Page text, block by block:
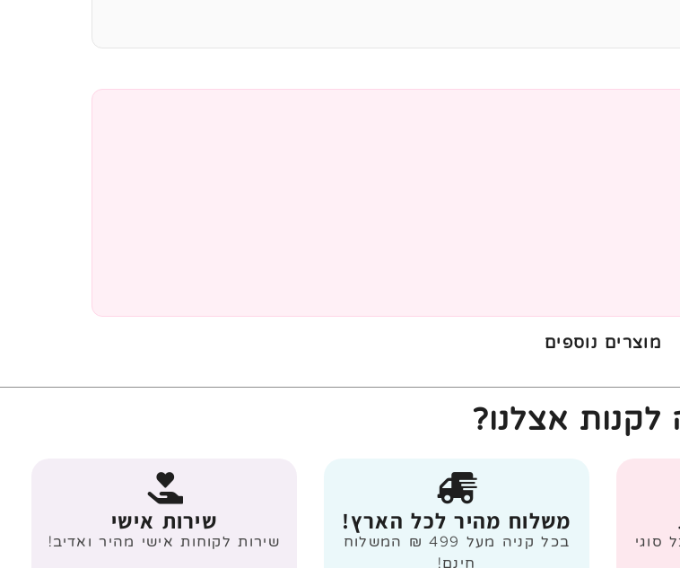
מוצרים נוספים
לקנות אצלנו?
סוגי
משלוח מהיר לכל הארץ!
בכל קניה מעל 499 ₪ המשלוח
חינם!
שירות אישי
שירות לקוחות אישי מהיר ואדיב!